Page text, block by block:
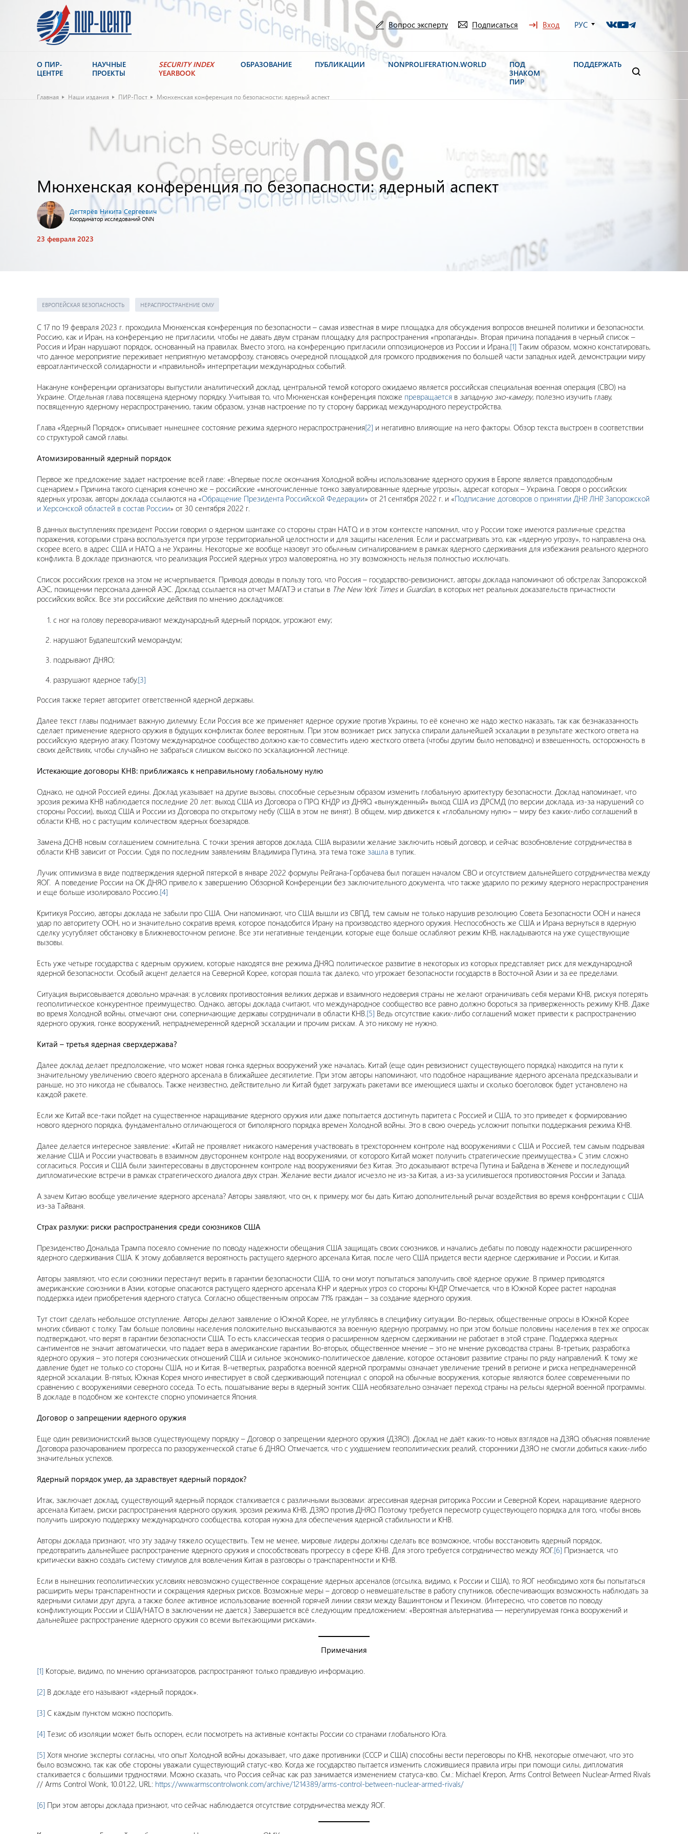
Вопрос эксперту Подписаться Вход РУС
О ПИР-
ЦЕНТРЕ
НАУЧНЫЕ
ПРОЕКТЫ
SECURITY INDEX
YEARBOOK
ОБРАЗОВАНИЕ ПУБЛИКАЦИИ NONPROLIFERATION.WORLD
ПОД
ЗНАКОМ
ПИР
ПОДДЕРЖАТЬ
Главная Наши издания ПИР-Пост Мюнхенская конференция по безопасности: ядерный аспект
Мюнхенская конференция по безопасности: ядерный аспект
Дегтярёв Никита Сергеевич
Координатор исследований ONN
23 февраля 2023
ЕВРОПЕЙСКАЯ БЕЗОПАСНОСТЬ НЕРАСПРОСТРАНЕНИЕ ОМУ
С 17 по 19 февраля 2023 г. проходила Мюнхенская конференция по безопасности – самая известная в мире площадка для обсуждения вопросов внешней политики и безопасности.
Россию, как и Иран, на конференцию не пригласили, чтобы не давать двум странам площадку для распространения «пропаганды». Вторая причина попадания в черный список –
Россия и Иран нарушают порядок, основанный на правилах. Вместо этого, на конференцию пригласили оппозиционеров из России и Ирана.[1] Таким образом, можно констатировать,
что данное мероприятие переживает неприятную метаморфозу, становясь очередной площадкой для громкого продвижения по большей части западных идей, демонстрации миру
евроатлантической солидарности и «правильной» интерпретации международных событий.
Накануне конференции организаторы выпустили аналитический доклад, центральной темой которого ожидаемо является российская специальная военная операция (СВО) на
Украине. Отдельная глава посвящена ядерному порядку. Учитывая то, что Мюнхенская конференция похоже превращается в западную эхо-камеру, полезно изучить главу,
посвященную ядерному нераспространению, таким образом, узнав настроение по ту сторону баррикад международного переустройства.
Глава «Ядерный Порядок» описывает нынешнее состояние режима ядерного нераспространения[2] и негативно влияющие на него факторы. Обзор текста выстроен в соответствии
со структурой самой главы.
Атомизированный ядерный порядок
Первое же предложение задает настроение всей главе: «Впервые после окончания Холодной войны использование ядерного оружия в Европе является правдоподобным
сценарием.» Причина такого сценария конечно же – российские «многочисленные тонко завуалированные ядерные угрозы», адресат которых – Украина. Говоря о российских
ядерных угрозах, авторы доклада ссылаются на «Обращение Президента Российской Федерации» от 21 сентября 2022 г. и «Подписание договоров о принятии ДНР, ЛНР, Запорожской
и Херсонской областей в состав России» от 30 сентября 2022 г.
В данных выступлениях президент России говорил о ядерном шантаже со стороны стран НАТО, и в этом контексте напомнил, что у России тоже имеются различные средства
поражения, которыми страна воспользуется при угрозе территориальной целостности и для защиты населения. Если и рассматривать это, как «ядерную угрозу», то направлена она,
скорее всего, в адрес США и НАТО, а не Украины. Некоторые же вообще назовут это обычным сигналированием в рамках ядерного сдерживания для избежания реального ядерного
конфликта. В докладе признаются, что реализация Россией ядерных угроз маловероятна, но эту возможность нельзя полностью исключать.
Список российских грехов на этом не исчерпывается. Приводя доводы в пользу того, что Россия – государство-ревизионист, авторы доклада напоминают об обстрелах Запорожской
АЭС, похищении персонала данной АЭС. Доклад ссылается на отчет МАГАТЭ и статьи в The New York Timesи Guardian, в которых нет реальных доказательств причастности
российских войск. Все эти российские действия по мнению докладчиков:
с ног на голову переворачивают международный ядерный порядок, угрожают ему;
нарушают Будапештский меморандум;
подрывают ДНЯО;
разрушают ядерное табу.[3]
Россия также теряет авторитет ответственной ядерной державы.
Далее текст главы поднимает важную дилемму. Если Россия все же применяет ядерное оружие против Украины, то её конечно же надо жестко наказать, так как безнаказанность
сделает применение ядерного оружия в будущих конфликтах более вероятным. При этом возникает риск запуска спирали дальнейшей эскалации в результате жесткого ответа на
российскую ядерную атаку. Поэтому международное сообщество должно как-то совместить идею жесткого ответа (чтобы другим было неповадно) и взвешенность, осторожность в
своих действиях, чтобы случайно не забраться слишком высоко по эскалационной лестнице.
Истекающие договоры КНВ: приближаясь к неправильному глобальному нулю
Однако, не одной Россией едины. Доклад указывает на другие вызовы, способные серьезным образом изменить глобальную архитектуру безопасности. Доклад напоминает, что
эрозия режима КНВ наблюдается последние 20 лет: выход США из Договора о ПРО, КНДР из ДНЯО, «вынужденный» выход США из ДРСМД (по версии доклада, из-за нарушений со
стороны России), выход США и России из Договора по открытому небу (США в этом не винят). В общем, мир движется к «глобальному нулю» – миру без каких-либо соглашений в
области КНВ, но с растущим количеством ядерных боезарядов.
Замена ДСНВ новым соглашением сомнительна. С точки зрения авторов доклада, США выразили желание заключить новый договор, и сейчас возобновление сотрудничества в
области КНВ зависит от России. Судя по последним заявлениям Владимира Путина, эта тема тоже зашла в тупик.
Лучик оптимизма в виде подтверждения ядерной пятеркой в январе 2022 формулы Рейгана-Горбачева был погашен началом СВО и отсутствием дальнейшего сотрудничества между
ЯОГ. А поведение России на ОК ДНЯО привело к завершению Обзорной Конференции без заключительного документа, что также ударило по режиму ядерного нераспространения
и еще больше изолировало Россию.[4]
Критикуя Россию, авторы доклада не забыли про США. Они напоминают, что США вышли из СВПД, тем самым не только нарушив резолюцию Совета Безопасности ООН и нанеся
удар по авторитету ООН, но и значительно сократив время, которое понадобится Ирану на производство ядерного оружия. Неспособность же США и Ирана вернуться в ядерную
сделку усугубляет обстановку в Ближневосточном регионе. Все эти негативные тенденции, которые еще больше ослабляют режим КНВ, накладываются на уже существующие
вызовы.
Есть уже четыре государства с ядерным оружием, которые находятся вне режима ДНЯО, политическое развитие в некоторых из которых представляет риск для международной
ядерной безопасности. Особый акцент делается на Северной Корее, которая пошла так далеко, что угрожает безопасности государств в Восточной Азии и за ее пределами.
Ситуация вырисовывается довольно мрачная: в условиях противостояния великих держав и взаимного недоверия страны не желают ограничивать себя мерами КНВ, рискуя потерять
геополитическое конкурентное преимущество. Однако, авторы доклада считают, что международное сообщество все равно должно бороться за приверженность режиму КНВ. Даже
во время Холодной войны, отмечают они, соперничающие державы сотрудничали в области КНВ.[5] Ведь отсутствие каких-либо соглашений может привести к распространению
ядерного оружия, гонке вооружений, непраднемеренной ядерной эскалации и прочим рискам. А это никому не нужно.
Китай – третья ядерная сверхдержава?
Далее доклад делает предположение, что может новая гонка ядерных вооружений уже началась. Китай (еще один ревизионист существующего порядка) находится на пути к
значительному увеличению своего ядерного арсенала в ближайшее десятилетие. При этом авторы напоминают, что подобное наращивание ядерного арсенала предсказывали и
раньше, но это никогда не сбывалось. Также неизвестно, действительно ли Китай будет загружать ракетами все имеющиеся шахты и сколько боеголовок будет установлено на
каждой ракете.
Если же Китай все-таки пойдет на существенное наращивание ядерного оружия или даже попытается достигнуть паритета с Россией и США, то это приведет к формированию
нового ядерного порядка, фундаментально отличающегося от биполярного порядка времен Холодной войны. Это в свою очередь усложнит попытки поддержания режима КНВ.
Далее делается интересное заявление: «Китай не проявляет никакого намерения участвовать в трехстороннем контроле над вооружениями с США и Россией, тем самым подрывая
желание США и России участвовать в взаимном двустороннем контроле над вооружениями, от которого Китай может получить стратегические преимущества.» С этим сложно
согласиться. Россия и США были заинтересованы в двустороннем контроле над вооружениями без Китая. Это доказывают встреча Путина и Байдена в Женеве и последующий
дипломатические встречи в рамках стратегического диалога двух стран. Желание вести диалог исчезло не из-за Китая, а из-за усилившегося противостояния России и Запада.
А зачем Китаю вообще увеличение ядерного арсенала? Авторы заявляют, что он, к примеру, мог бы дать Китаю дополнительный рычаг воздействия во время конфронтации с США
из-за Тайваня.
Страх разлуки: риски распространения среди союзников США
Президенство Дональда Трампа посеяло сомнение по поводу надежности обещания США защищать своих союзников, и начались дебаты по поводу надежности расширенного
ядерного сдерживания США. К этому добавляется вероятность растущего ядерного арсенала Китая, после чего США придется вести ядерное сдерживание и России, и Китая.
Авторы заявляют, что если союзники перестанут верить в гарантии безопасности США, то они могут попытаться заполучить своё ядерное оружие. В пример приводятся
американские союзники в Азии, которые опасаются растущего ядерного арсенала КНР и ядерных угроз со стороны КНДР. Отмечается, что в Южной Корее растет народная
поддержка идеи приобретения ядерного статуса. Согласно общественным опросам 71% граждан – за создание ядерного оружия.
Тут стоит сделать небольшое отступление. Авторы делают заявление о Южной Корее, не углубляясь в специфику ситуации. Во-первых, общественные опросы в Южной Корее
многих сбивают с толку. Там больше половины населения положительно высказываются за военную ядерную программу, но при этом больше половины населения в тех же опросах
подтверждают, что верят в гарантии безопасности США. То есть классическая теория о расширенном ядерном сдерживании не работает в этой стране. Поддержка ядерных
сантиментов не значит автоматически, что падает вера в американские гарантии. Во-вторых, общественное мнение – это не мнение руководства страны. В-третьих, разработка
ядерного оружия – это потеря союзнических отношений США и сильное экономико-политическое давление, которое остановит развитие страны по ряду направлений. К тому же
давление будет не только со стороны США, но и Китая. В-четвертых, разработка военной ядерной программы означает увеличение трений в регионе и риска непреднамеренной
ядерной эскалации. В-пятых, Южная Корея много инвестирует в свой сдерживающий потенциал с опорой на обычные вооружения, которые являются более современными по
сравнению с вооружениями северного соседа. То есть, пошатывание веры в ядерный зонтик США необязательно означает переход страны на рельсы ядерной военной программы.
В докладе в подобном же контексте спорно упоминается Япония.
Договор о запрещении ядерного оружия
Еще один ревизионистский вызов существующему порядку – Договор о запрещении ядерного оружия (ДЗЯО). Доклад не даёт каких-то новых взглядов на ДЗЯО, объясняя появление
Договора разочарованием прогресса по разоруженческой статье 6 ДНЯО. Отмечается, что с ухудшением геополитических реалий, сторонники ДЗЯО не смогли добиться каких-либо
значительных успехов.
Ядерный порядок умер, да здравствует ядерный порядок?
Итак, заключает доклад, существующий ядерный порядок сталкивается с различными вызовами: агрессивная ядерная риторика России и Северной Кореи, наращивание ядерного
арсенала Китаем, риски распространения ядерного оружия, эрозия режима КНВ, ДЗЯО против ДНЯО. Поэтому требуется пересмотр существующего порядка для того, чтобы вновь
получить широкую поддержку международного сообщества, которая нужна для обеспечения ядерной стабильности и КНВ.
Авторы доклада признают, что эту задачу тяжело осуществить. Тем не менее, мировые лидеры должны сделать все возможное, чтобы восстановить ядерный порядок,
предотвратить дальнейшее распространение ядерного оружия и способствовать прогрессу в сфере КНВ. Для этого требуется сотрудничество между ЯОГ.[6] Признается, что
критически важно создать систему стимулов для вовлечения Китая в разговоры о транспарентности и КНВ.
Если в нынешних геополитических условиях невозможно существенное сокращение ядерных арсеналов (отсылка, видимо, к России и США), то ЯОГ необходимо хотя бы попытаться
расширить меры транспарентности и сокращения ядерных рисков. Возможные меры – договор о невмешательстве в работу спутников, обеспечивающих возможность наблюдать за
ядерными силами друг друга, а также более активное использование военной горячей линии связи между Вашингтоном и Пекином. (Интересно, что советов по поводу
конфликтующих России и США/НАТО в заключении не дается.) Завершается всё следующим предложением: «Вероятная альтернатива — нерегулируемая гонка вооружений и
дальнейшее распространение ядерного оружия со всеми вытекающими рисками».
Примечания
[1] Которые, видимо, по мнению организаторов, распространяют только правдивую информацию.
[2] В докладе его называют «ядерный порядок».
[3] С каждым пунктом можно поспорить.
[4] Тезис об изоляции может быть оспорен, если посмотреть на активные контакты России со странами глобального Юга.
[5] Хотя многие эксперты согласны, что опыт Холодной войны доказывает, что даже противники (СССР и США) способны вести переговоры по КНВ, некоторые отмечают, что это
было возможно, так как обе стороны уважали существующий статус-кво. Когда же государство пытается изменить сложившиеся правила игры при помощи силы, дипломатия
сталкивается с большими трудностями. Можно сказать, что Россия сейчас как раз занимается изменением статуса-кво. См.: Michael Krepon, Arms Control Between Nuclear-Armed Rivals
// Arms Control Wonk, 10.01.22, URL: https://www.armscontrolwonk.com/archive/1214389/arms-control-between-nuclear-armed-rivals/
[6] При этом авторы доклада признают, что сейчас наблюдается отсутствие сотрудничества между ЯОГ.